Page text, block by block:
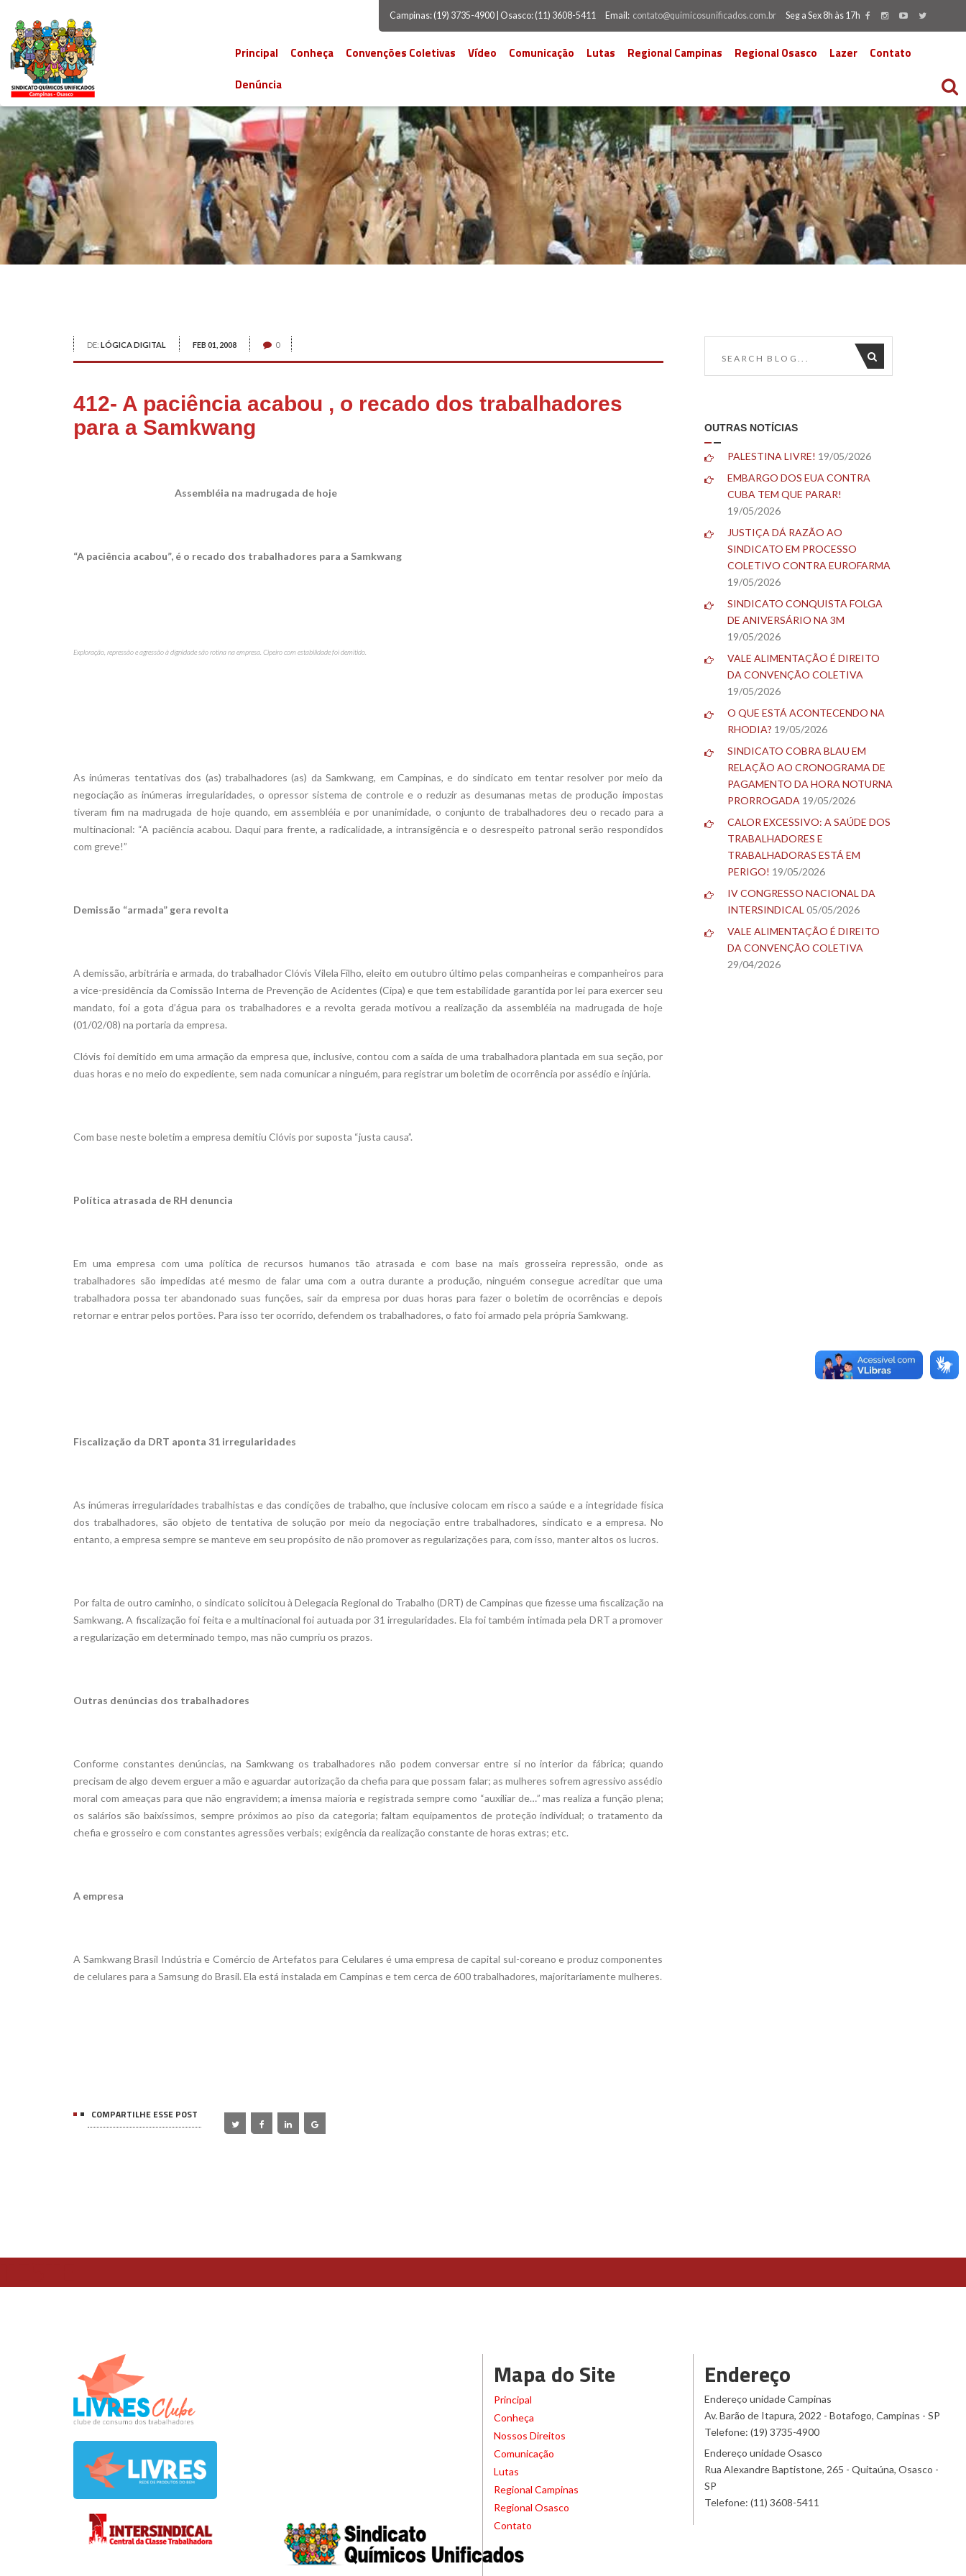
Campinas: (19) 3735-4900 | Osasco: (11) 3608-5411 Email: contato@quimicosunificados.com.br Seg a Sex 8h às 17h
Principal Conheça Convenções Coletivas Vídeo Comunicação Lutas Regional Campinas Regional Osasco Lazer
Contato
Denúncia
DE: LÓGICA DIGITAL FEB 01, 2008 0
412- A paciência acabou , o recado dos trabalhadores
para a Samkwang
Assembléia na madrugada de hoje
“A paciência acabou”, é o recado dos trabalhadores para a Samkwang
Exploração, repressão e agressão à dignidade são rotina na empresa. Cipeiro com estabilidade foi demitido.
As inúmeras tentativas dos (as) trabalhadores (as) da Samkwang, em Campinas, e do sindicato em tentar resolver por meio da
negociação as inúmeras irregularidades, o opressor sistema de controle e o reduzir as desumanas metas de produção impostas
tiveram fim na madrugada de hoje quando, em assembléia e por unanimidade, o conjunto de trabalhadores deu o recado para a
multinacional: “A paciência acabou. Daqui para frente, a radicalidade, a intransigência e o desrespeito patronal serão respondidos
com greve!”
Demissão “armada” gera revolta
A demissão, arbitrária e armada, do trabalhador Clóvis Vilela Filho, eleito em outubro último pelas companheiras e companheiros para
a vice-presidência da Comissão Interna de Prevenção de Acidentes (Cipa) e que tem estabilidade garantida por lei para exercer seu
mandato, foi a gota d’água para os trabalhadores e a revolta gerada motivou a realização da assembléia na madrugada de hoje
(01/02/08) na portaria da empresa.
Clóvis foi demitido em uma armação da empresa que, inclusive, contou com a saída de uma trabalhadora plantada em sua seção, por
duas horas e no meio do expediente, sem nada comunicar a ninguém, para registrar um boletim de ocorrência por assédio e injúria.
Com base neste boletim a empresa demitiu Clóvis por suposta “justa causa”.
Política atrasada de RH denuncia
Em uma empresa com uma política de recursos humanos tão atrasada e com base na mais grosseira repressão, onde as
trabalhadores são impedidas até mesmo de falar uma com a outra durante a produção, ninguém consegue acreditar que uma
trabalhadora possa ter abandonado suas funções, sair da empresa por duas horas para fazer o boletim de ocorrências e depois
retornar e entrar pelos portões. Para isso ter ocorrido, defendem os trabalhadores, o fato foi armado pela própria Samkwang.
Fiscalização da DRT aponta 31 irregularidades
As inúmeras irregularidades trabalhistas e das condições de trabalho, que inclusive colocam em risco a saúde e a integridade física
dos trabalhadores, são objeto de tentativa de solução por meio da negociação entre trabalhadores, sindicato e a empresa. No
entanto, a empresa sempre se manteve em seu propósito de não promover as regularizações para, com isso, manter altos os lucros.
Por falta de outro caminho, o sindicato solicitou à Delegacia Regional do Trabalho (DRT) de Campinas que fizesse uma fiscalização na
Samkwang. A fiscalização foi feita e a multinacional foi autuada por 31 irregularidades. Ela foi também intimada pela DRT a promover
a regularização em determinado tempo, mas não cumpriu os prazos.
Outras denúncias dos trabalhadores
Conforme constantes denúncias, na Samkwang os trabalhadores não podem conversar entre si no interior da fábrica; quando
precisam de algo devem erguer a mão e aguardar autorização da chefia para que possam falar; as mulheres sofrem agressivo assédio
moral com ameaças para que não engravidem; a imensa maioria e registrada sempre como “auxiliar de…” mas realiza a função plena;
os salários são baixíssimos, sempre próximos ao piso da categoria; faltam equipamentos de proteção individual; o tratamento da
chefia e grosseiro e com constantes agressões verbais; exigência da realização constante de horas extras; etc.
A empresa
A Samkwang Brasil Indústria e Comércio de Artefatos para Celulares é uma empresa de capital sul-coreano e produz componentes
de celulares para a Samsung do Brasil. Ela está instalada em Campinas e tem cerca de 600 trabalhadores, majoritariamente mulheres.
COMPARTILHE ESSE POST
OUTRAS NOTÍCIAS
PALESTINA LIVRE! 19/05/2026
EMBARGO DOS EUA CONTRA
CUBA TEM QUE PARAR!
19/05/2026
JUSTIÇA DÁ RAZÃO AO
SINDICATO EM PROCESSO
COLETIVO CONTRA EUROFARMA
19/05/2026
SINDICATO CONQUISTA FOLGA
DE ANIVERSÁRIO NA 3M
19/05/2026
VALE ALIMENTAÇÃO É DIREITO
DA CONVENÇÃO COLETIVA
19/05/2026
O QUE ESTÁ ACONTECENDO NA
RHODIA? 19/05/2026
SINDICATO COBRA BLAU EM
RELAÇÃO AO CRONOGRAMA DE
PAGAMENTO DA HORA NOTURNA
PRORROGADA 19/05/2026
CALOR EXCESSIVO: A SAÚDE DOS
TRABALHADORES E
TRABALHADORAS ESTÁ EM
PERIGO! 19/05/2026
IV CONGRESSO NACIONAL DA
INTERSINDICAL 05/05/2026
VALE ALIMENTAÇÃO É DIREITO
DA CONVENÇÃO COLETIVA
29/04/2026
TESTE
Mapa do Site
Principal
Conheça
Nossos Direitos
Comunicação
Lutas
Regional Campinas
Regional Osasco
Contato
Endereço
Endereço unidade Campinas
Av. Barão de Itapura, 2022 - Botafogo, Campinas - SP
Telefone: (19) 3735-4900
Endereço unidade Osasco
Rua Alexandre Baptistone, 265 - Quitaúna, Osasco -
SP
Telefone: (11) 3608-5411